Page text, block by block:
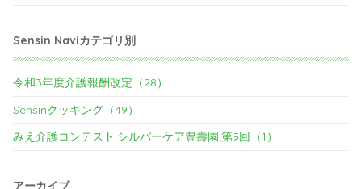
Sensin Naviカテゴリ別
令和3年度介護報酬改定（28）
Sensinクッキング（49）
みえ介護コンテスト.シルバーケア豊壽園.第9回（1）
アーカイブ